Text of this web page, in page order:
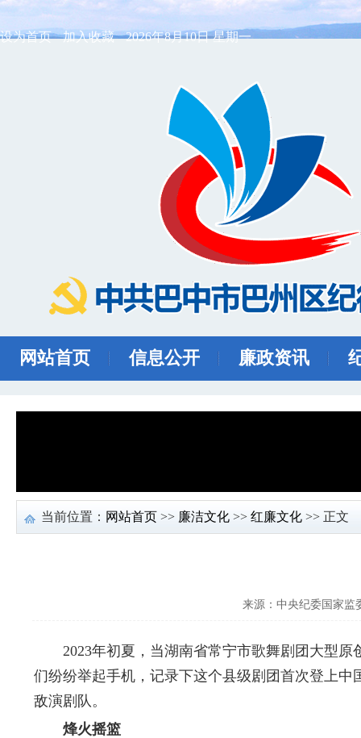
设为首页 加入收藏 2026年8月10日 星期一
网站首页 信息公开 廉政资讯
当前位置： 网站首页 >> 廉洁文化 >> 红廉文化 >> 正文
来源：中央纪委国家监
2023年初夏，当湖南省常宁市歌舞剧团大型原
们纷纷举起手机，记录下这个县级剧团首次登上
敌演剧队。
烽火摇篮